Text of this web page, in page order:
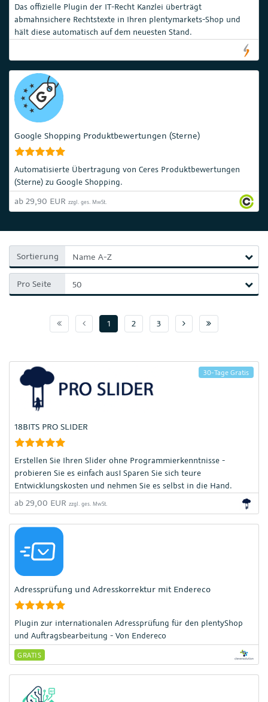
Das offizielle Plugin der IT-Recht Kanzlei überträgt
abmahnsichere Rechtstexte in Ihren plentymarkets-Shop und
hält diese automatisch auf dem neuesten Stand.
Google Shopping Produktbewertungen (Sterne)
Automatisierte Übertragung von Ceres Produktbewertungen
(Sterne) zu Google Shopping.
ab 29,90 EUR zzgl. ges. MwSt.
Sortierung
Pro Seite
Seite 1Vorherige Seite
1 2 3 Nächste Seite
Seite
30-Tage Gratis
18BITS PRO SLIDER
Erstellen Sie Ihren Slider ohne Programmierkenntnisse -
probieren Sie es einfach aus! Sparen Sie sich teure
Entwicklungskosten und nehmen Sie es selbst in die Hand.
Buttons, Farben, Bilder- und Video-Sildefunktionen individuell
und responsive gestalten. Begeistern Sie Ihre potentiellen
Kunden.
ab 29,00 EUR zzgl. ges. MwSt.
Adressprüfung und Adresskorrektur mit Endereco
Plugin zur internationalen Adressprüfung für den plentyShop
und Auftragsbearbeitung - Von Endereco
GRATIS